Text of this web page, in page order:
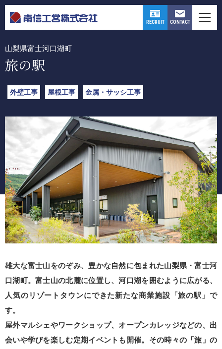
RECRUIT CONTACT
WORKS
山梨県富士河口湖町
旅の駅
外壁工事 屋根工事 金属・サッシ工事
雄大な富士山をのぞみ、豊かな自然に包まれた山梨県・富士河
口湖町。富士山の北麓に位置し、河口湖を囲むように広がる、
人気のリゾートタウンにできた新たな商業施設「旅の駅」で
す。
屋外マルシェやワークショップ、オープンカレッジなどの、出
会いや学びを楽しむ定期イベントも開催。その時々の「旅」の